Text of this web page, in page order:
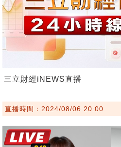
三立財經iNEWS直播
直播時間：2024/08/06 20:00